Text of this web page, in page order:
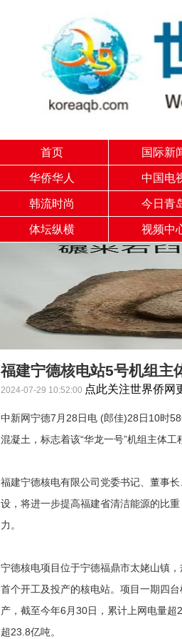
首页 国际新
华侨华人 中国电
韩流时尚 今日青
体坛纵横 视频中
福建宁德核电站5号机组主
2024-07-29 10:52:00 点此关注世界侨网
中新网宁德7月28日电 (郎佳)28日10时
混凝土，标志着该“华龙一号”机组主体
福建宁德核电有限公司党委书记、董事
设，将进一步提高福建省清洁能源的比
力。
宁德核电项目位于宁德福鼎市太姥山镇
首个开工及投产的核电站。项目一期四
产，截至今年6月30日，累计上网电量
超23.8亿吨。